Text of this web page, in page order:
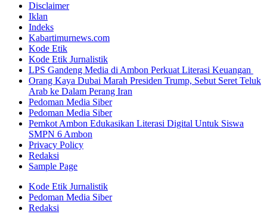
Disclaimer
Iklan
Indeks
Kabartimurnews.com
Kode Etik
Kode Etik Jurnalistik
LPS Gandeng Media di Ambon Perkuat Literasi Keuangan
Orang Kaya Dubai Marah Presiden Trump, Sebut Seret Teluk
Arab ke Dalam Perang Iran
Pedoman Media Siber
Pedoman Media Siber
Pemkot Ambon Edukasikan Literasi Digital Untuk Siswa
SMPN 6 Ambon
Privacy Policy
Redaksi
Sample Page
Kode Etik Jurnalistik
Pedoman Media Siber
Redaksi